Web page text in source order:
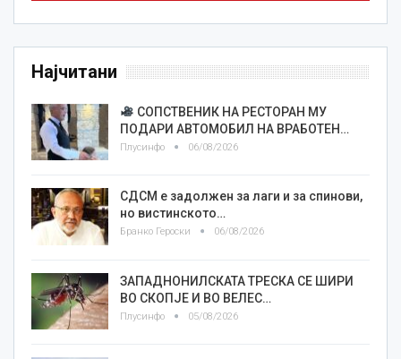
Најчитани
СОПСТВЕНИК НА РЕСТОРАН МУ
ПОДАРИ АВТОМОБИЛ НА ВРАБОТЕН…
Плусинфо 06/08/2026
СДСМ е задолжен за лаги и за спинови,
но вистинското…
Бранко Героски 06/08/2026
ЗАПАДНОНИЛСКАТА ТРЕСКА СЕ ШИРИ
ВО СКОПЈЕ И ВО ВЕЛЕС…
Плусинфо 05/08/2026